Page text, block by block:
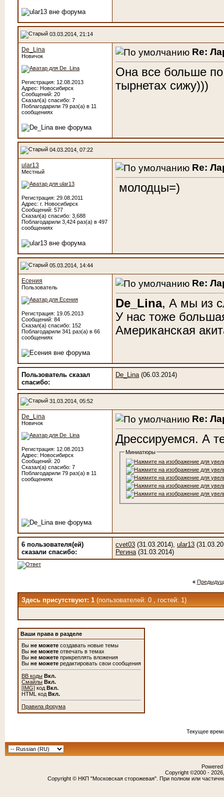
03.03.2014, 21:14
De_Lina
Новичок
Регистрация: 12.08.2013
Адрес: Новосибирск
Сообщений: 20
Сказал(а) спасибо: 7
Поблагодарили 79 раз(а) в 11
сообщениях
Re:
Она все больше по
тырнетах сижу)))
04.03.2014, 07:22
ular13
Местный
Регистрация: 29.08.2011
Адрес: г. Новосибирск
Сообщений: 577
Сказал(а) спасибо: 3,688
Поблагодарили 3,424 раз(а) в 497
сообщениях
Re:
молодцы=)
05.03.2014, 14:44
Есения
Пользователь
Регистрация: 19.05.2013
Сообщений: 84
Сказал(а) спасибо: 152
Поблагодарили 341 раз(а) в 66
сообщениях
Re:
De_Lina, А мы из
У нас тоже
Американская
Пользователь сказал
cпасибо:
De_Lina(06.03.2014)
31.03.2014, 05:52
De_Lina
Новичок
Регистрация: 12.08.2013
Адрес: Новосибирск
Сообщений: 20
Сказал(а) спасибо: 7
Поблагодарили 79 раз(а) в 11
сообщениях
Re:
Дрессируемся. А
Миниатюры
6 пользователя(ей)
сказали cпасибо:
cvet03 (31.03.2014), ular13
Регина(31.03.2014)
«
Здесь присутствуют: 1 (пользователей: 0 , гостей: 1)
Ваши права в разделе
Вы не можете создавать новые темы
Вы не можете отвечать в темах
Вы не можете прикреплять вложения
Вы не можете редактировать свои сообщения
BB коды Вкл.
Смайлы Вкл.
[IMG] код Вкл.
HTML код Вкл.
Правила форума
Текущее
Copyright ©2000 -
Copyright © НКП "Московская сторожевая". При полном или